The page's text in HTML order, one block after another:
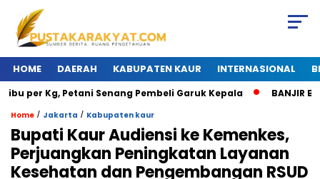
HOME DAERAH KABUPATEN KAUR INTERNASIONAL
per Kg, Petani Senang Pembeli Garuk Kepala BANJIR
Home / Jakarta / Kabupaten kaur
Bupati Kaur Audiensi ke Kemenkes,
Perjuangkan Peningkatan Layanan
Kesehatan dan Pengembangan RSUD